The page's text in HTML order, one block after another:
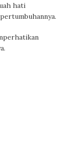
hati